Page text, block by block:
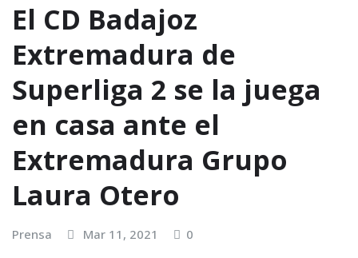
El CD Badajoz
Extremadura de
Superliga 2 se la juega
en casa ante el
Extremadura Grupo
Laura Otero
Prensa Mar 11, 2021 0